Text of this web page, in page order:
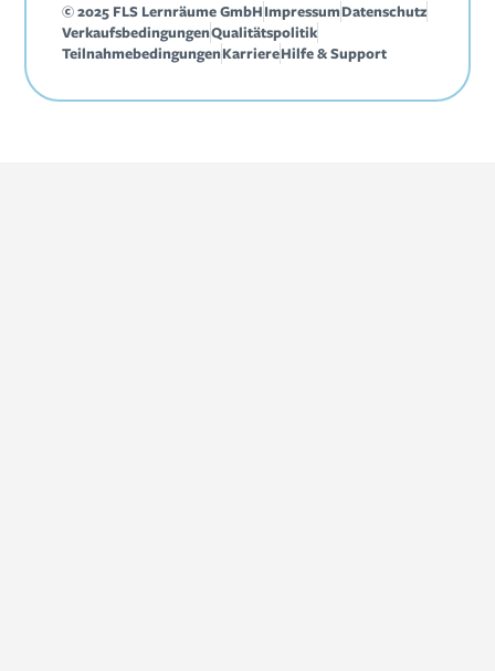
© 2025 FLS Lernräume GmbHImpressumDatenschutz
VerkaufsbedingungenQualitätspolitik
TeilnahmebedingungenKarriereHilfe & Support